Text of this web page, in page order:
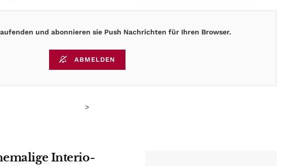
und abonnieren sie Push Nachrichten für Ihren Browser.
ABMELDEN
>
Interio-